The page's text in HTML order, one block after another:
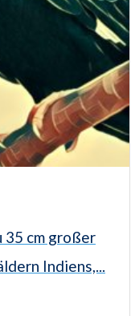
35 cm großer
Indiens,...